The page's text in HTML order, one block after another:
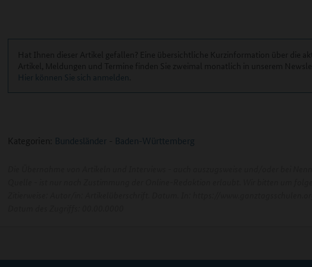
Hier können Sie sich anmelden
Kategorien: Bundesländer - Baden-Württemberg